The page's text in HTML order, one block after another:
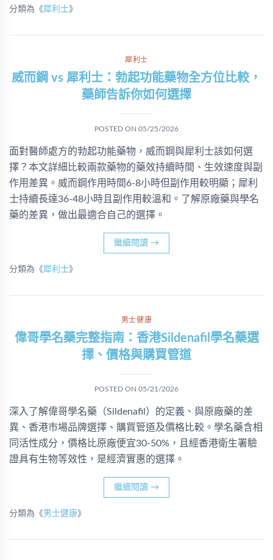
分類為《犀利士》
犀利士
威而鋼 vs 犀利士：勃起功能藥物全方位比較，
藥師告訴你如何選擇
POSTED ON 05/25/2026
面對醫師處方的勃起功能藥物，威而鋼與犀利士該如何選
擇？本文詳細比較兩款藥物的藥效持續時間、生效速度與副
作用差異。威而鋼作用時間6-8小時但副作用較明顯；犀利
士持續長達36-48小時且副作用較溫和。了解原廠藥與學名
藥的差異，做出最適合自己的選擇。
繼續閱讀 →
分類為《犀利士》
男士健康
偉哥學名藥完整指南：香港Sildenafil學名藥選
擇、價格與購買管道
POSTED ON 05/21/2026
深入了解偉哥學名藥（Sildenafil）的定義、與原廠藥的差
異、香港市場品牌選擇、購買管道及價格比較。學名藥含相
同活性成分，價格比原廠便宜30-50%，且經香港衛生署驗
證具有生物等效性，是經濟實惠的選擇。
繼續閱讀 →
分類為《男士健康》